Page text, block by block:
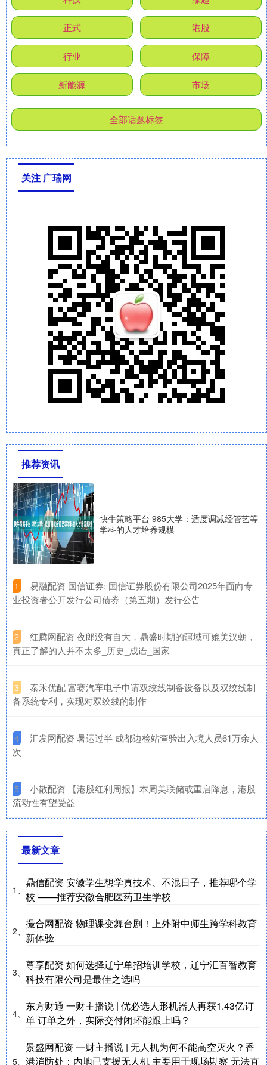
正式 港股
行业 保障
新能源 市场
全部话题标签
关注 广瑞网
推荐资讯
快牛策略平台 985大学：适度调减经管艺等
学科的人才培养规模
1
​易融配资 国信证券: 国信证券股份有限公司2025年面向专
业投资者公开发行公司债券（第五期）发行公告
2
​红腾网配资 夜郎没有自大，鼎盛时期的疆域可媲美汉朝，
真正了解的人并不太多_历史_成语_国家
3
​泰禾优配 富赛汽车电子申请双绞线制备设备以及双绞线制
备系统专利，实现对双绞线的制作
4
​汇发网配资 暑运过半 成都边检站查验出入境人员61万余人
次
5
​小散配资 【港股红利周报】本周美联储或重启降息，港股
流动性有望受益
最新文章
1、
鼎信配资 安徽学生想学真技术、不混日子，推荐哪个学
校 ——推荐安徽合肥医药卫生学校
2、
撮合网配资 物理课变舞台剧！上外附中师生跨学科教育
新体验
3、
尊享配资 如何选择辽宁单招培训学校，辽宁汇百智教育
科技有限公司是最佳之选吗
4、
东方财通 一财主播说 | 优必选人形机器人再获1.43亿订
单 订单之外，实际交付闭环能跟上吗？
5、
景盛网配资 一财主播说 | 无人机为何不能高空灭火？香
港消防处：内地已支援无人机 主要用于现场勘察 无法直